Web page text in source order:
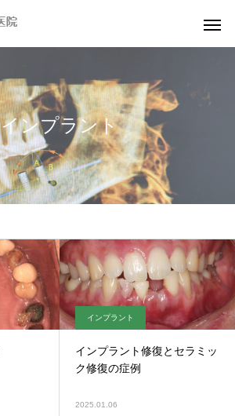
インプラント
インプラント
インプラント修復とセラミッ
ク修復の症例
2025.01.06